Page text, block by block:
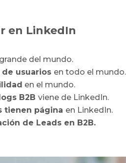
en LinkedIn
del mundo.
usuarios en todo el mundo.
en el mundo.
B2B viene de LinkedIn.
tienen página en LinkedIn.
de Leads en B2B.